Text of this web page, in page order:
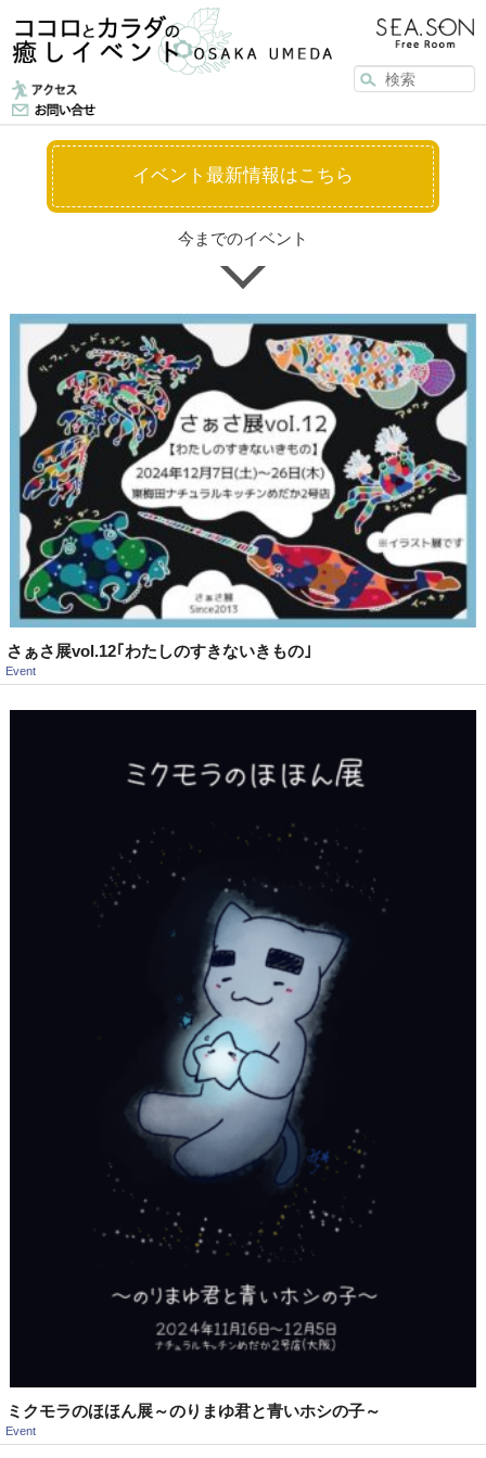
メインコンテンツへ移動
サブコンテンツへ移動
イベント最新情報はこちら
今までのイベント
さぁさ展vol.12｢わたしのすきないきもの｣
Event
ミクモラのほほん展～のりまゆ君と青いホシの子～
Event